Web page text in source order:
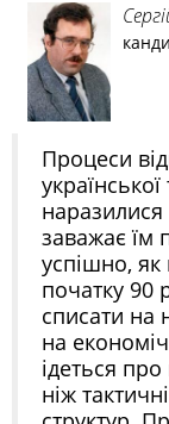
Процеси
заважає їм
успішно,
початку 90
списати на
на
ідеться про
ніж